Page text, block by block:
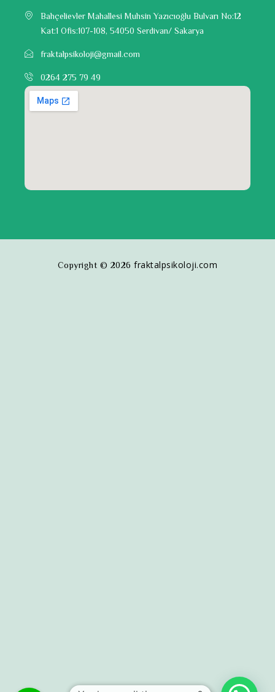
Bahçelievler Mahallesi Muhsin Yazıcıoğlu Bulvarı No:12
Kat:1 Ofis:107-108, 54050 Serdivan/ Sakarya
fraktalpsikoloji@gmail.com
0264 275 79 49
Copyright © 2026 fraktalpsikoloji.com